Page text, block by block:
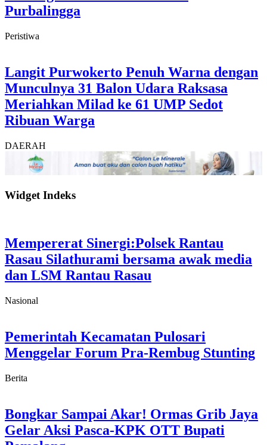
Purbalingga
Peristiwa
Langit Purwokerto Penuh Warna dengan
Munculnya 31 Balon Udara Raksasa
Meriahkan Milad ke 61 UMP Sedot
Ribuan Warga
DAERAH
Widget Indeks
Mempererat Sinergi:Polsek Rantau
Rasau Silathurami bersama awak media
dan LSM Rantau Rasau
Nasional
Pemerintah Kecamatan Pulosari
Menggelar Forum Pra-Rembug Stunting
Berita
Bongkar Sampai Akar! Ormas Grib Jaya
Gelar Aksi Pasca-KPK OTT Bupati